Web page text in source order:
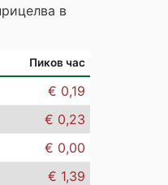
в
Пиков час
€ 0,19
€ 0,23
€ 0,00
€ 1,39